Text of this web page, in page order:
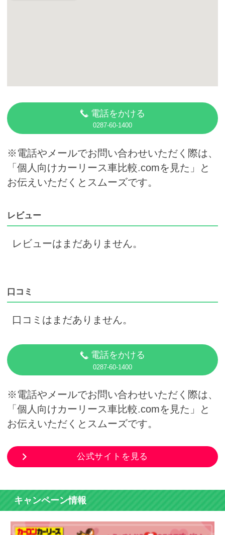
電話をかける
0287-60-1400
※電話やメールでお問い合わせいただく際は、
「個人向けカーリース車比較.comを見た」と
お伝えいただくとスムーズです。
レビュー
レビューはまだありません。
口コミ
口コミはまだありません。
電話をかける
0287-60-1400
※電話やメールでお問い合わせいただく際は、
「個人向けカーリース車比較.comを見た」と
お伝えいただくとスムーズです。
公式サイトを見る
キャンペーン情報